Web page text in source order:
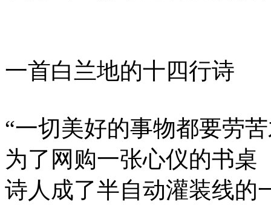
一首白兰地的十四行诗
“一切美好的事物都要劳
为了网购一张心仪的书桌
诗人成了半自动灌装线的